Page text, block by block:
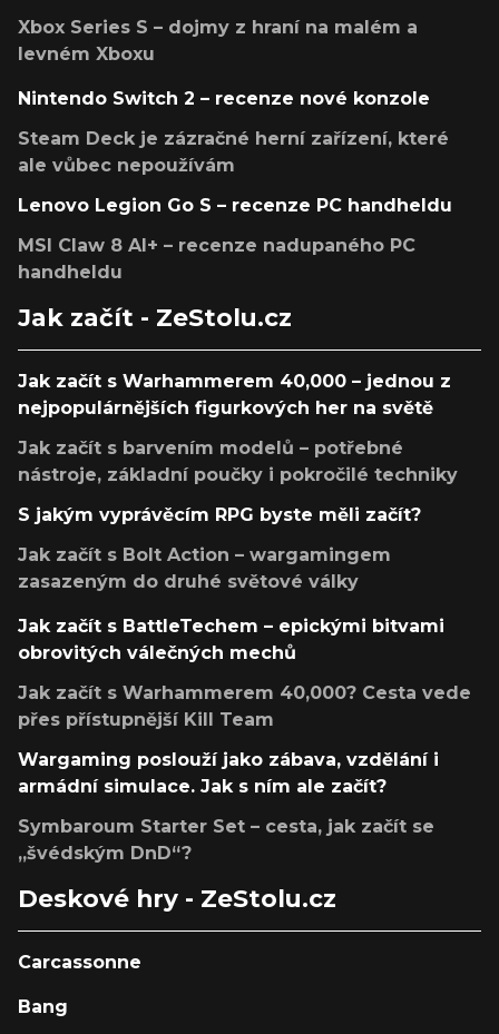
Xbox Series S – dojmy z hraní na malém a
levném Xboxu
Nintendo Switch 2 – recenze nové konzole
Steam Deck je zázračné herní zařízení, které
ale vůbec nepoužívám
Lenovo Legion Go S – recenze PC handheldu
MSI Claw 8 AI+ – recenze nadupaného PC
handheldu
Jak začít - ZeStolu.cz
Jak začít s Warhammerem 40,000 – jednou z
nejpopulárnějších figurkových her na světě
Jak začít s barvením modelů – potřebné
nástroje, základní poučky i pokročilé techniky
S jakým vyprávěcím RPG byste měli začít?
Jak začít s Bolt Action – wargamingem
zasazeným do druhé světové války
Jak začít s BattleTechem – epickými bitvami
obrovitých válečných mechů
Jak začít s Warhammerem 40,000? Cesta vede
přes přístupnější Kill Team
Wargaming poslouží jako zábava, vzdělání i
armádní simulace. Jak s ním ale začít?
Symbaroum Starter Set – cesta, jak začít se
„švédským DnD“?
Deskové hry - ZeStolu.cz
Carcassonne
Bang